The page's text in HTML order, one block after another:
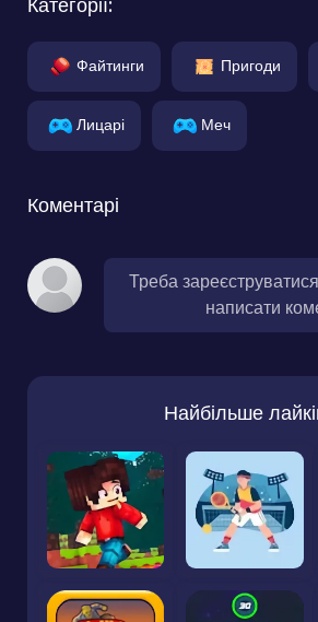
Файтинги Пригоди
Лицарі Меч
Коментарі
Треба
написати
Найбільше